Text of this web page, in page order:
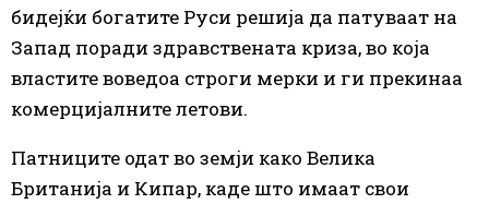
бидејќи богатите Руси решија да патуваат на
Запад поради здравствената криза, во која
властите воведоа строги мерки и ги прекинаа
комерцијалните летови.
Патниците одат во земји како Велика
Британија и Кипар, каде што имаат свои